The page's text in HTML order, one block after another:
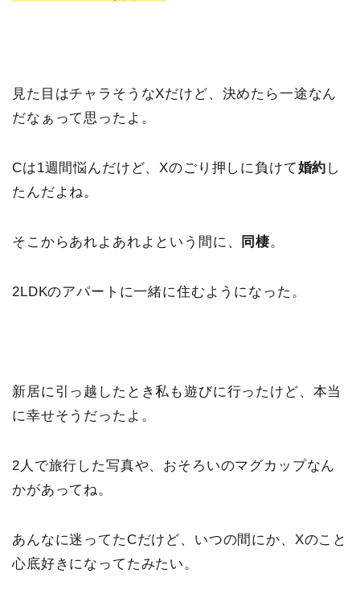
見た目はチャラそうなXだけど、決めたら一途なん
だなぁって思ったよ。
Cは1週間悩んだけど、Xのごり押しに負けて婚約 し
たんだよね。
そこからあれよあれよという間に、 同棲。
2LDKのアパートに一緒に住むようになった。
新居に引っ越したとき私も遊びに行ったけど、本当
に幸せそうだったよ。
2人で旅行した写真や、おそろいのマグカップなん
かがあってね。
あんなに迷ってたCだけど、いつの間にか、Xのこと
心底好きになってたみたい。